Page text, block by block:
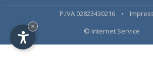
P.IVA 02823430216 •
© Internet Service
×